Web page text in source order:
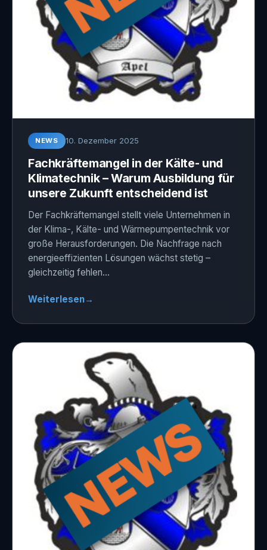
NEWS 10. Dezember 2025
Fachkräftemangel in der Kälte- und
Klimatechnik – Warum Ausbildung für
unsere Zukunft entscheidend ist
Der Fachkräftemangel stellt viele Unternehmen in
der Klima-, Kälte- und Wärmepumpentechnik vor
große Herausforderungen. Die Nachfrage nach
energieeffizienten Lösungen wächst stetig –
gleichzeitig fehlen…
Weiterlesen→